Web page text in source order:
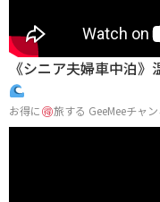
《シニア夫婦車中泊》
お得に 旅する GeeMeeチャ